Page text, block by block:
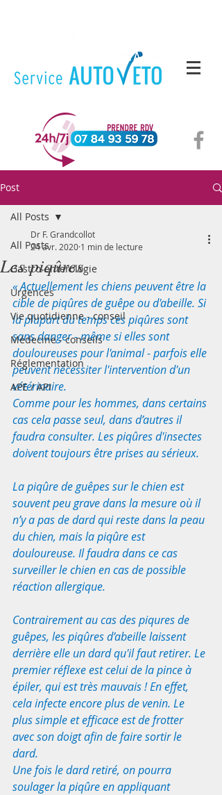
Post
All Posts
Gastro-enterologie
Urgences
Vie quotidienne - conseil
Médecine - conseils
Réglementation
APE / API
All Posts
Les piqûres
Dr F. Grandcollot
24 avr. 2020 1 min de lecture
« Actuellement les chiens peuvent être la
cible de piqûres de guêpe ou d'abeille. Si
la plupart du temps ces piqûres sont
sans danger - même si elles sont
douloureuses pour l'animal - parfois elle
peuvent nécessiter l'intervention d'un
vétérinaire.
Comme pour les hommes, dans certains
cas cela passe seul, dans d’autres il
faudra consulter. Les piqûres d'insectes
doivent toujours être prises au sérieux.
La piqûre de guêpes sur le chien est
souvent peu grave dans la mesure où il
n’y a pas de dard qui reste dans la peau
du chien, mais la piqûre est
douloureuse. Il faudra dans ce cas
surveiller le chien en cas de possible
réaction allergique.
Contrairement au cas des piqures de
guêpes, les piqûres d’abeille laissent
derrière elle un dard qu'il faut retirer. Le
premier réflexe est celui de la pince à
épiler, qui est très mauvais ! En effet,
cela infecte encore plus de venin. Le
plus simple et efficace est de frotter
avec son doigt afin de faire sortir le
dard.
Une fois le dard retiré, on pourra
soulager la piqûre en appliquant